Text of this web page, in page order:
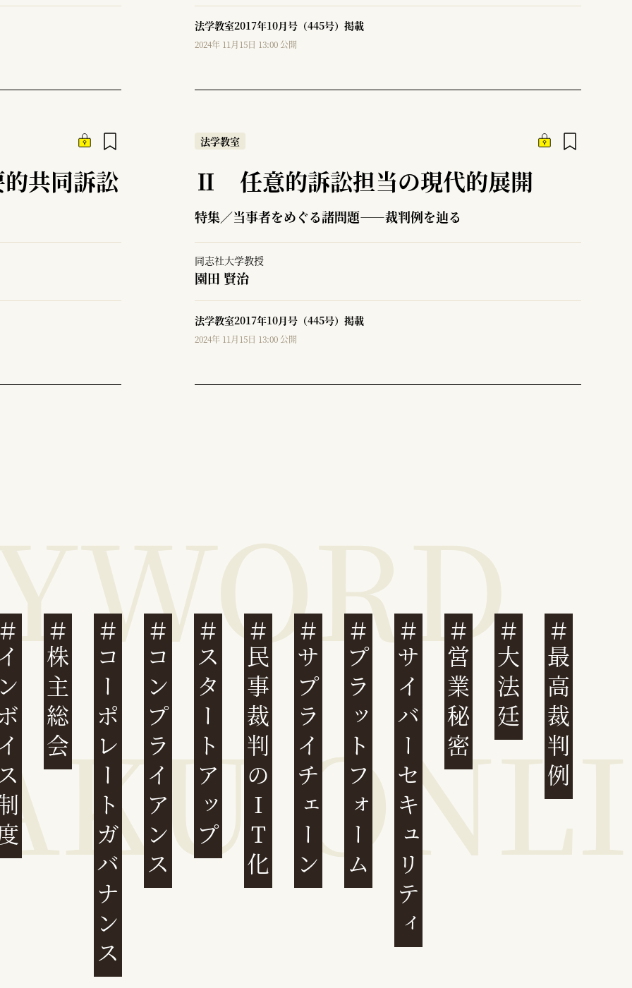
法学教室2017年10月号（445号）掲載
2024年 11月15日 13:00 公開
共同訴訟
法学教室
Ⅱ 任意的訴訟担当の現代的展開
特集／当事者をめぐる諸問題――裁判例を辿る
同志社大学教授
園田 賢治
法学教室2017年10月号（445号）掲載
2024年 11月15日 13:00 公開
制度 株主総会 コーポレートガバナンスコンプライアンススタートアップ民事裁判のIT化サプライチェーンプラットフォームサイバーセキュリティ 営業秘密 大法廷 最高裁判例